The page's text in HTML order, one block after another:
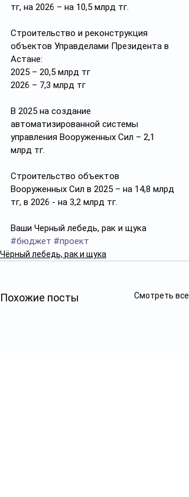
тг, на 2026 – на 10,5 млрд тг.
Строительство и реконструкция
объектов Управделами Президента в
Астане:
2025 – 20,5 млрд тг
2026 – 7,3 млрд тг
В 2025 на создание
автоматизированной системы
управления Вооруженных Сил – 2,1
млрд тг.
Строительство объектов
Вооруженных Сил в 2025 – на 14,8 млрд
тг, в 2026 - на 3,2 млрд тг.
Ваши Черный лебедь, рак и щука
#бюджет #проект
Чёрный лебедь, рак и щука
Похожие посты Смотреть все